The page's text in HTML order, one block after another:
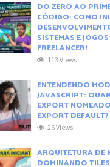
DO ZERO AO
CÓDIGO: COMO
SISTEMAS E
FREELANCER!
113 Views
ENTENDENDO
JAVASCRIPT:
EXPORT
EXPORT DEFAULT?
26 Views
ARQUITETURA DE
DOMINANDO